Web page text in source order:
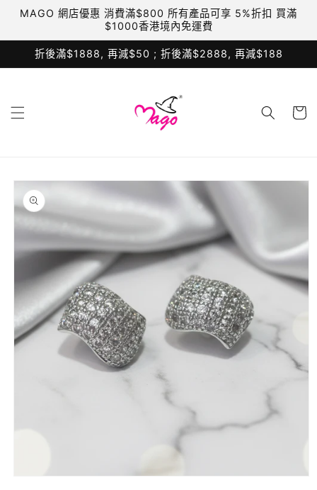
跳至內
MAGO 網店優惠 消費滿$800 所有產品可享 5%折扣 買滿
$1000香港境內免運費
折後滿$1888, 再減$50 ; 折後滿$2888, 再減$188
物
品資訊